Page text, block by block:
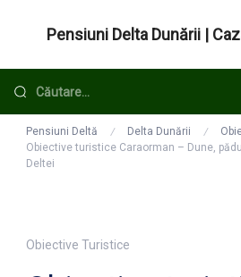
Pensiuni Delta Dunării |
Caută
după:
Pensiuni Deltă Delta Dunării
Obiective turistice Caraorman – Dune,
Deltei
Obiective Turistice